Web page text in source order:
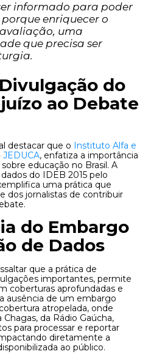
informado para poder
enriquecer o
uma
que precisa ser
do
ao Debate
destacar que o Instituto Alfa e
JEDUCA, enfatiza a importância
educação no Brasil. A
do IDEB 2015 pelo
uma prática que
dos jornalistas de contribuir
do Embargo
de Dados
que a prática de
importantes, permite
coberturas aprofundadas e
ausência de um embargo
atropelada, onde
da Rádio Gaúcha,
para processar e reportar
diretamente a
ao público.